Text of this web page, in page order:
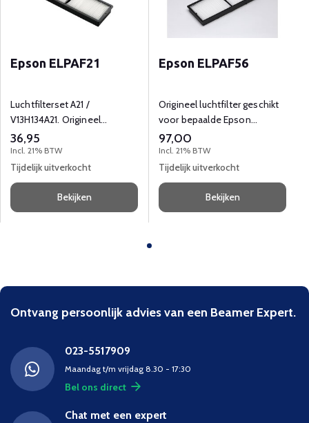
Epson ELPAF21
Luchtfilterset A21 /
V13H134A21. Origineel
stoffilter voor diverse Epson
beamers.
36,95
Incl. 21% BTW
Tijdelijk uitverkocht
Bekijken
Epson ELPAF56
Origineel luchtfilter geschikt
voor bepaalde Epson
beamers.
97,00
Incl. 21% BTW
Tijdelijk uitverkocht
Bekijken
Ontvang persoonlijk advies van een Beamer Expert.
023-5517909
Maandag t/m vrijdag 8.30 - 17:30
Bel ons direct
Chat met een expert